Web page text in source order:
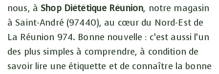
nous, àShop Diététique Réunion, notre magasin
à Saint-André (97440), au cœur du Nord-Est de
La Réunion 974. Bonne nouvelle : c’est aussi l’un
des plus simples à comprendre, à condition de
savoir lire une étiquette et de connaître la bonne